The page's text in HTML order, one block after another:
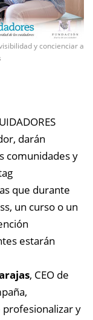
y concienciar a
darán
comunidades y
que durante
un curso o un
estarán
, CEO de
y